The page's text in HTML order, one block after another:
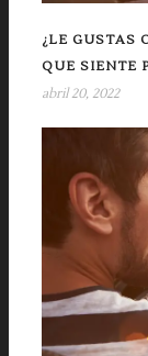
¿LE GUSTAS
QUE SIENTE
abril 20, 2022